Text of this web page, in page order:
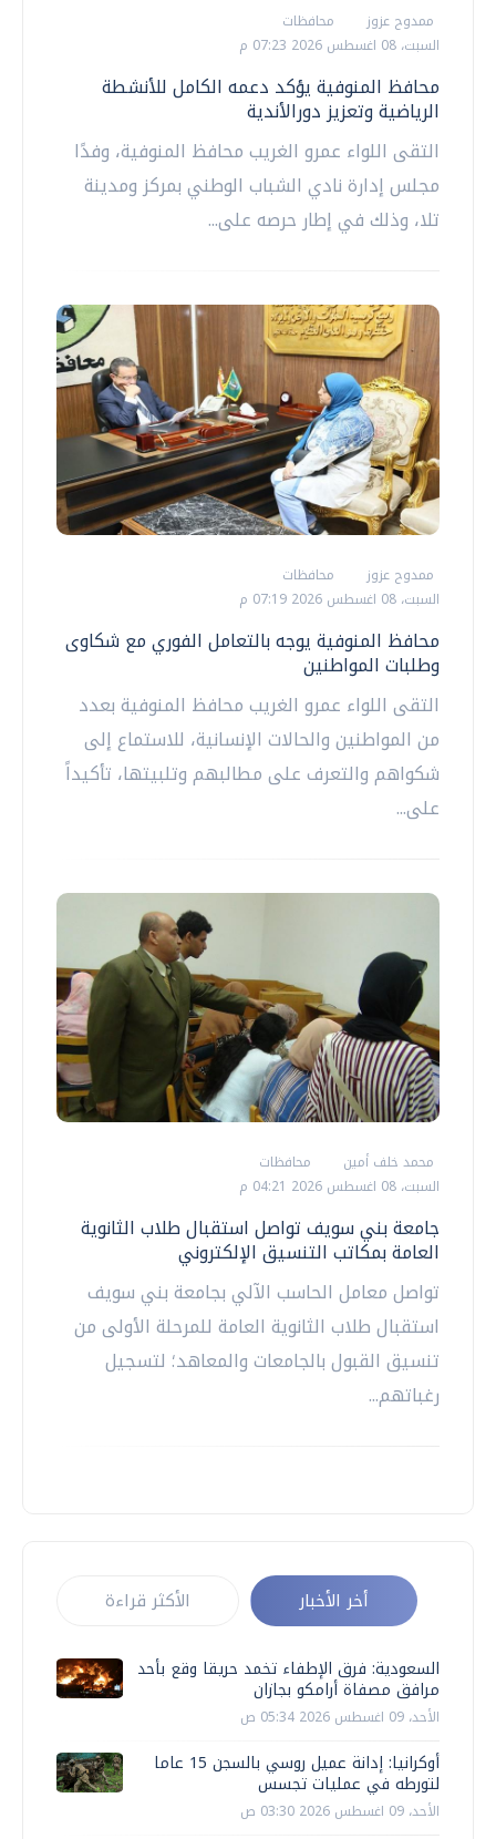
ممدوح عزوز
محافظات
السبت، 08 اغسطس 2026 07:23 م
محافظ المنوفية يؤكد دعمه الكامل للأنشطة
الرياضية وتعزيز دورالأندية
التقى اللواء عمرو الغريب محافظ المنوفية، وفدًا
مجلس إدارة نادي الشباب الوطني بمركز ومدينة
تلا، وذلك في إطار حرصه على...
ممدوح عزوز
محافظات
السبت، 08 اغسطس 2026 07:19 م
محافظ المنوفية يوجه بالتعامل الفوري مع شكاوى
وطلبات المواطنين
التقى اللواء عمرو الغريب محافظ المنوفية بعدد
من المواطنين والحالات الإنسانية، للاستماع إلى
شكواهم والتعرف على مطالبهم وتلبيتها، تأكيداً
على...
محمد خلف أمين
محافظات
السبت، 08 اغسطس 2026 04:21 م
جامعة بني سويف تواصل استقبال طلاب الثانوية
العامة بمكاتب التنسيق الإلكتروني
تواصل معامل الحاسب الآلي بجامعة بني سويف
استقبال طلاب الثانوية العامة للمرحلة الأولى من
تنسيق القبول بالجامعات والمعاهد؛ لتسجيل
رغباتهم...
أخر الأخبار الأكثر قراءة
السعودية: فرق الإطفاء تخمد حريقا وقع بأحد
مرافق مصفاة أرامكو بجازان
الأحد، 09 اغسطس 2026 05:34 ص
أوكرانيا: إدانة عميل روسي بالسجن 15 عاما
لتورطه في عمليات تجسس
الأحد، 09 اغسطس 2026 03:30 ص